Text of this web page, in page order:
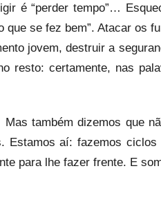
é “perder tempo”…
que se fez bem”. Atacar os
jovem, destruir a
resto: certamente, nas
também dizemos que
Estamos aí: fazemos
para lhe fazer frente. E